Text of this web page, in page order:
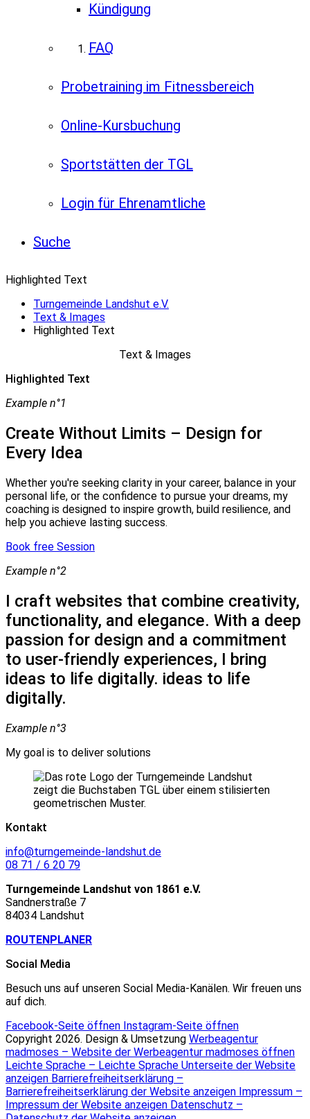
Kündigung
FAQ
Probetraining im Fitnessbereich
Online-Kursbuchung
Sportstätten der TGL
Login für Ehrenamtliche
Suche
Highlighted Text
Turngemeinde Landshut e.V.
Text & Images
Highlighted Text
Text & Images
Highlighted Text
Example n°1
Create Without Limits – Design for
Every Idea
Whether you're seeking clarity in your career, balance in your
personal life, or the confidence to pursue your dreams, my
coaching is designed to inspire growth, build resilience, and
help you achieve lasting success.
Book free Session
Example n°2
I craft websites that combine creativity,
functionality, and elegance. With a deep
passion for design and a commitment
to user-friendly experiences, I bring
ideas to life digitally. ideas to life
digitally.
Example n°3
My goal is to deliver solutions
Kontakt
info@turngemeinde-landshut.de
08 71 / 6 20 79
Turngemeinde Landshut von 1861 e.V.
Sandnerstraße 7
84034 Landshut
ROUTENPLANER
Social Media
Besuch uns auf unseren Social Media-Kanälen. Wir freuen uns
auf dich.
Facebook-Seite öffnen Instagram-Seite öffnen
Copyright 2026. Design & Umsetzung Werbeagentur
madmoses – Website der Werbeagentur madmoses öffnen
Leichte Sprache – Leichte Sprache Unterseite der Website
anzeigen Barrierefreiheitserklärung –
Barrierefreiheitserklärung der Website anzeigen Impressum –
Impressum der Website anzeigen Datenschutz –